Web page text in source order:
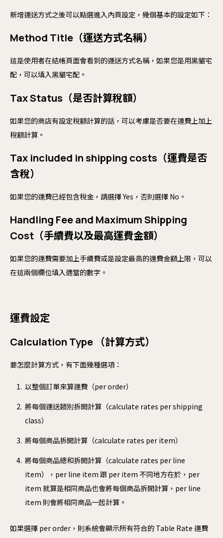
新增運送方式之後可以點選進入內頁設定，幾個基本的設定如下：
Method Title（運送方式名稱）
這是使用者在結帳頁面會看到的運送方式名稱，如果您是用黑貓宅
配，可以填入黑貓宅配。
Tax Status（是否計算稅額）
如果您的商店有設定稅額計算的話，可以考慮是否要在運費上加上
稅額計算。
Tax included in shipping costs（運費是否
含稅）
如果您的運費已經包含稅金，請選擇 Yes，否則選擇 No。
Handling Fee and Maximum Shipping
Cost（手續費以及最高運費金額）
如果您的運費需要加上手續費或是設定最高的運費金額上限，可以
在這兩個欄位填入適當的數字。
運費設定
Calculation Type （計算方式）
要怎麼計算方式，有下面幾種選項：
以整個訂單來算運費（per order）
將每個運送類別拆開計算（calculate rates per shipping
class）
將每個商品拆開計算（calculate rates per item）
將每個商品總和拆開計算（calculate rates per line
item），per line item 跟 per item 不同地方在於，per
item 就算是相同商品也會將每個商品拆開計算，per line
item 則會將相同商品一起計算。
如果選擇 per order，則系統會顯示所有符合的 Table Rate 運費